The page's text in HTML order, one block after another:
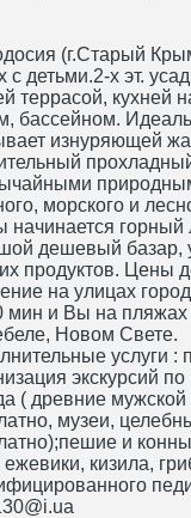
(г.Старый
с детьми.2-х эт.
террасой, кухней
бассейном.
изнуряющей
морского и
начинается
дешевый базар,
продуктов. Цены
на улицах
мин и Вы на
Новом Свете.
услуги
экскурсий
( древние
музеи,
и
ежевики, кизила,